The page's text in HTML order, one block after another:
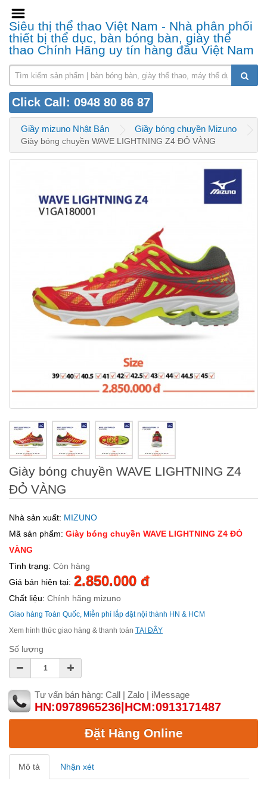
Siêu thị thể thao Việt Nam - Nhà phân phối
thiết bị thể dục, bàn bóng bàn, giày thể
thao Chính Hãng uy tín hàng đầu Việt Nam
Click Call: 0948 80 86 87
Giầy mizuno Nhật Bản Giầy bóng chuyền Mizuno
Giày bóng chuyền WAVE LIGHTNING Z4 ĐỎ VÀNG
Giày bóng chuyền WAVE LIGHTNING Z4
ĐỎ VÀNG
Nhà sản xuất: MIZUNO
Mã sản phẩm: Giày bóng chuyền WAVE LIGHTNING Z4 ĐỎ
VÀNG
Tình trạng: Còn hàng
Giá bán hiện tại: 2.850.000 đ
Chất liệu: Chính hãng mizuno
Giao hàng Toàn Quốc, Miễn phí lắp đặt nội thành HN & HCM
Xem hình thức giao hàng & thanh toán TẠI ĐÂY
Số lượng
Tư vấn bán hàng: Call | Zalo | iMessage
HN:0978965236|HCM:0913171487
Đặt Hàng Online
Mô tả Nhận xét